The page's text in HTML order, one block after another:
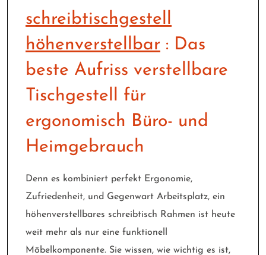
schreibtischgestell
höhenverstellbar : Das
beste Aufriss verstellbare
Tischgestell für
ergonomisch Büro- und
Heimgebrauch
Denn es kombiniert perfekt Ergonomie,
Zufriedenheit, und Gegenwart Arbeitsplatz, ein
höhenverstellbares schreibtisch Rahmen ist heute
weit mehr als nur eine funktionell
Möbelkomponente. Sie wissen, wie wichtig es ist,